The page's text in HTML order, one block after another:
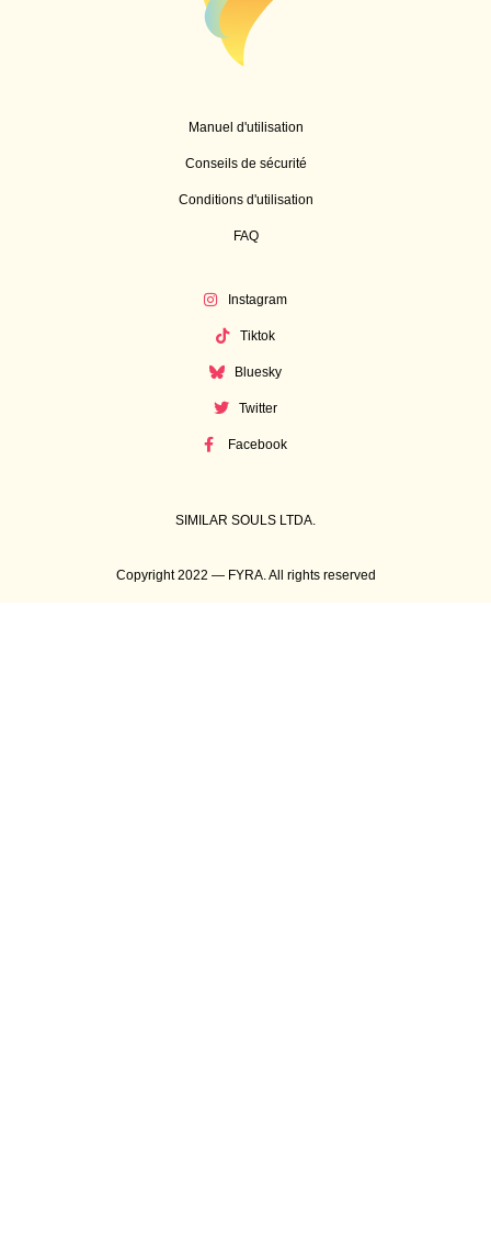
Manuel d'utilisation
Conseils de sécurité
Conditions d'utilisation
FAQ
Instagram
Tiktok
Bluesky
Twitter
Facebook
SIMILAR SOULS LTDA.
Copyright 2022 — FYRA. All rights reserved